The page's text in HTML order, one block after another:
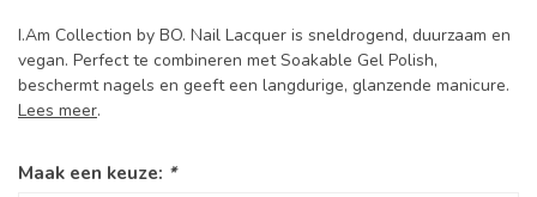
I.Am Collection by BO. Nail Lacquer is sneldrogend, duurzaam en
vegan. Perfect te combineren met Soakable Gel Polish,
beschermt nagels en geeft een langdurige, glanzende manicure.
Lees meer.
Maak een keuze: *